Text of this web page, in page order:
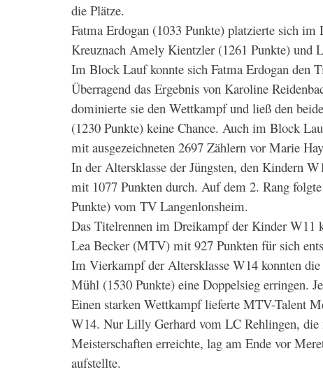
die Plätze.
Fatma Erdogan (1033 Punkte) platzierte sich
Kreuznach Amely Kientzler (1261 Punkte) und
Im Block Lauf konnte sich Fatma Erdogan den
Überragend das Ergebnis von Karoline
dominierte sie den Wettkampf und ließ den
(1230 Punkte) keine Chance. Auch im Block
mit ausgezeichneten 2697 Zählern vor Marie
In der Altersklasse der Jüngsten, den Kindern
mit 1077 Punkten durch. Auf dem 2. Rang
Punkte) vom TV Langenlonsheim.
Das Titelrennen im Dreikampf der Kinder W11
Lea Becker (MTV) mit 927 Punkten für sich
Im Vierkampf der Altersklasse W14 konnten
Mühl (1530 Punkte) eine Doppelsieg erringen.
Einen starken Wettkampf lieferte MTV-Talent
W14. Nur Lilly Gerhard vom LC Rehlingen,
Meisterschaften erreichte, lag am Ende vor
aufstellte.